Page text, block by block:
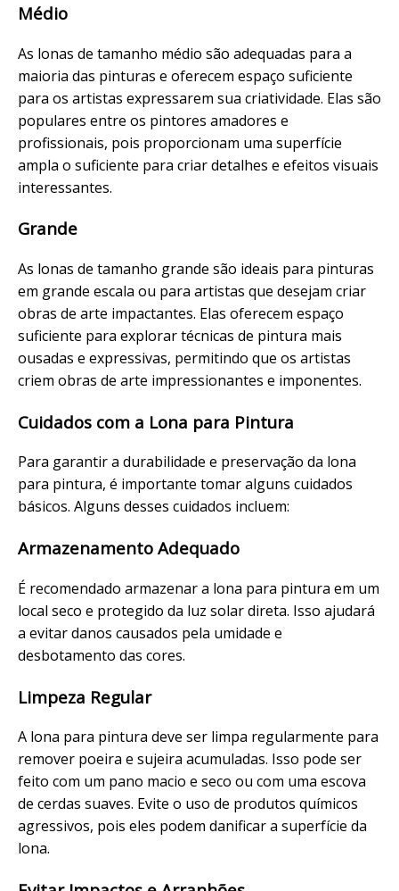
Médio
As lonas de tamanho médio são adequadas para a
maioria das pinturas e oferecem espaço suficiente
para os artistas expressarem sua criatividade. Elas são
populares entre os pintores amadores e
profissionais, pois proporcionam uma superfície
ampla o suficiente para criar detalhes e efeitos visuais
interessantes.
Grande
As lonas de tamanho grande são ideais para pinturas
em grande escala ou para artistas que desejam criar
obras de arte impactantes. Elas oferecem espaço
suficiente para explorar técnicas de pintura mais
ousadas e expressivas, permitindo que os artistas
criem obras de arte impressionantes e imponentes.
Cuidados com a Lona para Pintura
Para garantir a durabilidade e preservação da lona
para pintura, é importante tomar alguns cuidados
básicos. Alguns desses cuidados incluem:
Armazenamento Adequado
É recomendado armazenar a lona para pintura em um
local seco e protegido da luz solar direta. Isso ajudará
a evitar danos causados pela umidade e
desbotamento das cores.
Limpeza Regular
A lona para pintura deve ser limpa regularmente para
remover poeira e sujeira acumuladas. Isso pode ser
feito com um pano macio e seco ou com uma escova
de cerdas suaves. Evite o uso de produtos químicos
agressivos, pois eles podem danificar a superfície da
lona.